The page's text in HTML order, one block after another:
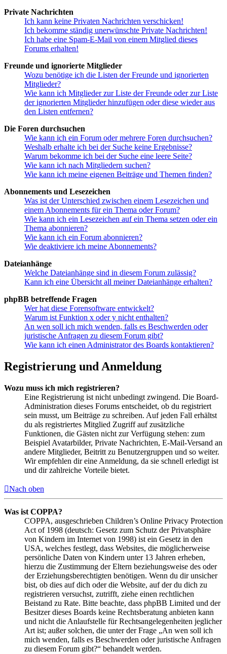
Private Nachrichten
Ich kann keine Privaten Nachrichten verschicken!
Ich bekomme ständig unerwünschte Private Nachrichten!
Ich habe eine Spam-E-Mail von einem Mitglied dieses
Forums erhalten!
Freunde und ignorierte Mitglieder
Wozu benötige ich die Listen der Freunde und ignorierten
Mitglieder?
Wie kann ich Mitglieder zur Liste der Freunde oder zur Liste
der ignorierten Mitglieder hinzufügen oder diese wieder aus
den Listen entfernen?
Die Foren durchsuchen
Wie kann ich ein Forum oder mehrere Foren durchsuchen?
Weshalb erhalte ich bei der Suche keine Ergebnisse?
Warum bekomme ich bei der Suche eine leere Seite?
Wie kann ich nach Mitgliedern suchen?
Wie kann ich meine eigenen Beiträge und Themen finden?
Abonnements und Lesezeichen
Was ist der Unterschied zwischen einem Lesezeichen und
einem Abonnements für ein Thema oder Forum?
Wie kann ich ein Lesezeichen auf ein Thema setzen oder ein
Thema abonnieren?
Wie kann ich ein Forum abonnieren?
Wie deaktiviere ich meine Abonnements?
Dateianhänge
Welche Dateianhänge sind in diesem Forum zulässig?
Kann ich eine Übersicht all meiner Dateianhänge erhalten?
phpBB betreffende Fragen
Wer hat diese Forensoftware entwickelt?
Warum ist Funktion x oder y nicht enthalten?
An wen soll ich mich wenden, falls es Beschwerden oder
juristische Anfragen zu diesem Forum gibt?
Wie kann ich einen Administrator des Boards kontaktieren?
Registrierung und Anmeldung
Wozu muss ich mich registrieren?
Eine Registrierung ist nicht unbedingt zwingend. Die Board-
Administration dieses Forums entscheidet, ob du registriert
sein musst, um Beiträge zu schreiben. Auf jeden Fall erhältst
du als registriertes Mitglied Zugriff auf zusätzliche
Funktionen, die Gästen nicht zur Verfügung stehen: zum
Beispiel Avatarbilder, Private Nachrichten, E-Mail-Versand an
andere Mitglieder, Beitritt zu Benutzergruppen und so weiter.
Wir empfehlen dir eine Anmeldung, da sie schnell erledigt ist
und dir zahlreiche Vorteile bietet.
Nach oben
Was ist COPPA?
COPPA, ausgeschrieben Children’s Online Privacy Protection
Act of 1998 (deutsch: Gesetz zum Schutz der Privatsphäre
von Kindern im Internet von 1998) ist ein Gesetz in den
USA, welches festlegt, dass Websites, die möglicherweise
persönliche Daten von Kindern unter 13 Jahren erheben,
hierzu die Zustimmung der Eltern beziehungsweise des oder
der Erziehungsberechtigten benötigen. Wenn du dir unsicher
bist, ob dies auf dich oder die Website, auf der du dich zu
registrieren versuchst, zutrifft, ziehe einen rechtlichen
Beistand zu Rate. Bitte beachte, dass phpBB Limited und der
Besitzer dieses Boards keine Rechtsberatung anbieten kann
und nicht die Anlaufstelle für Rechtsangelegenheiten jeglicher
Art ist; außer solchen, die unter der Frage „An wen soll ich
mich wenden, falls es Beschwerden oder juristische Anfragen
zu diesem Forum gibt?“ behandelt werden.